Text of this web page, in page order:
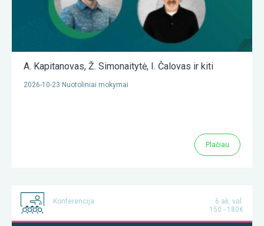
A. Kapitanovas, Ž. Simonaitytė, I. Čalovas ir kiti
2026-10-23 Nuotoliniai mokymai
Plačiau
Konferencija
6 ak. val.
150 - 180€